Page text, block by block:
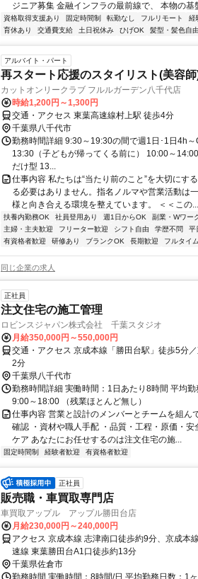
ジニア募集 金融インフラの最前線で、 本物の
資格取得支援あり 固定時間制 転勤なし フルリモート 経
育休あり
交通費支給 土日祝休み ひげOK 髪型・髪色自由
アルバイト・パート
再スタート応援のスタイリスト(美容
カットオンリークラブ フルルガーデン八千代店
時給1,200円～1,300円
交通・アクセス 東葉高速線村上駅 徒歩4分
千葉県八千代市
勤務時間詳細 9:30～19:30の間で週1日･1日4h
13:30（子どもが帰ってくる前に） 10:00～
だけ型 13...
仕事内容 私たちは“当たり前のこと”を大切にす
る必要はありません。指名ノルマや営業活動は
様と向き合える環境を整えています。 ＜＜この...
扶養内勤務OK 社員登用あり 週1日からOK 副業・Wワー
主婦・主夫歓迎
フリーター歓迎 シフト自由 学歴不問 平
有資格者歓迎
研修あり ブランクOK 長期歓迎 フルタイ
同じ企業の求人
正社員
注文住宅の施工管理
ロビンスジャパン株式会社 千葉スタジオ
月給350,000円～550,000円
交通・アクセス 京成本線「勝田台駅」徒歩5分
2分
千葉県八千代市
勤務時間詳細 実働時間：1日あたり8時間 平均
9:00～18:00 （残業ほとんど無し）
仕事内容 営業と設計のメンバーとチームを組ん
確認 ・資材や職人手配 ・品質・工程・原価・
ケア あなたにお任せするのは注文住宅の施...
固定時間制 経験者歓迎 有資格者歓迎
正社員
販売職・車買取専門店
車買取アップル アップル勝田台店
月給230,000円～240,000円
アクセス 京成本線 志津南口徒歩約9分、京成本
速線 東葉勝田台A1口徒歩約13分
千葉県佐倉市
勤務時間 実働時間：8時間/日 平均勤務日数：1